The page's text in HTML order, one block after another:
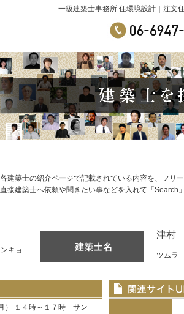
一級建築士事務所 住環境設計｜注文
各建築士の紹介ページで記載されている内容を、フリ
直接建築士へ依頼や聞きたい事などを入れて「Search
津村
キョ
ツムラ
） １４時～１７時 サン